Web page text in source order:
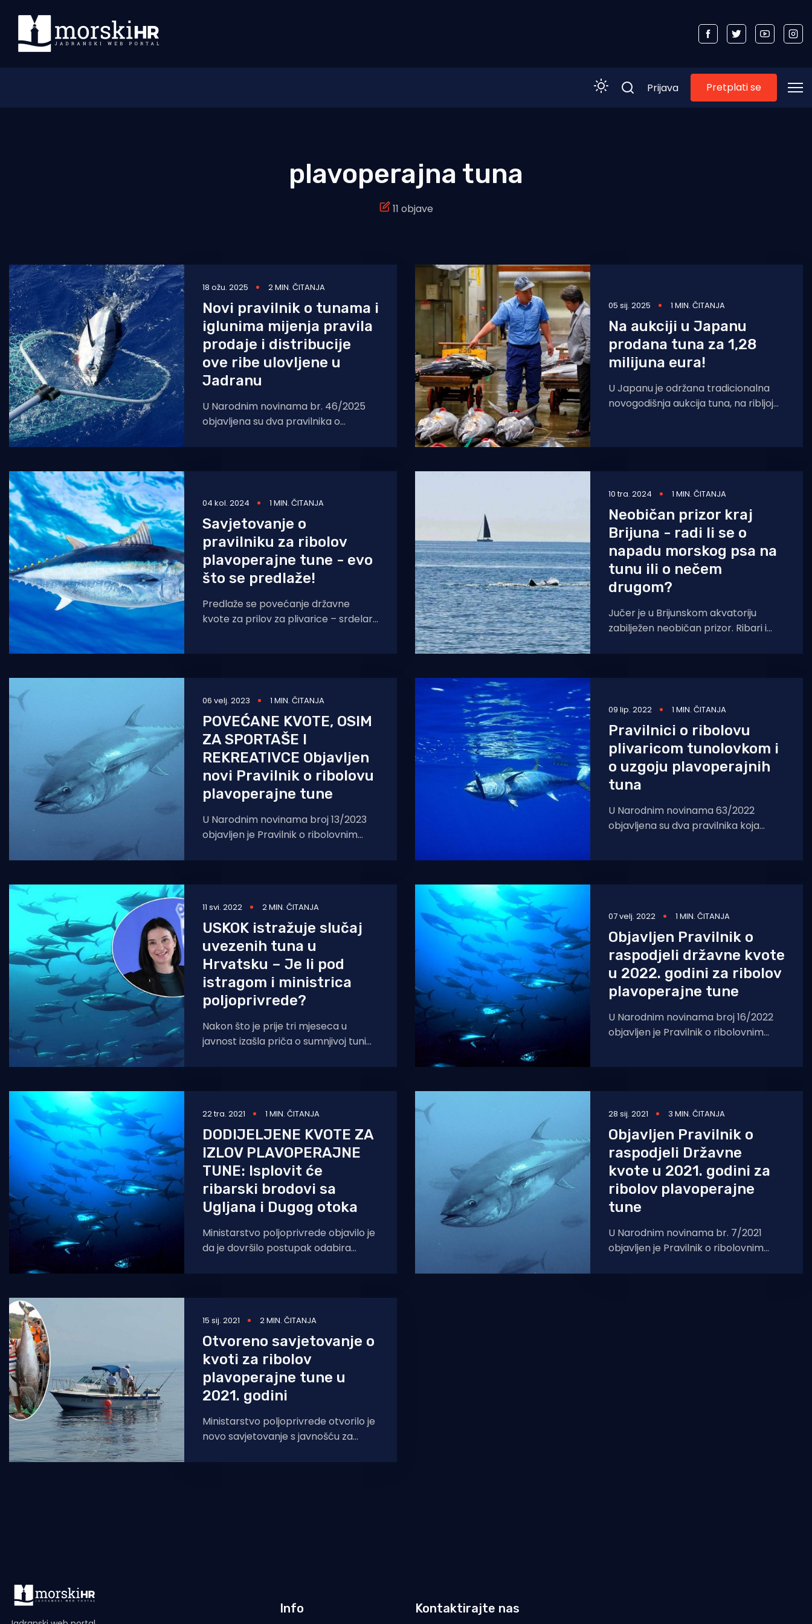
Turizam i nautika
Pomorstvo
Ribolov
Ekologija
Tradicija i kultura
Prijava Pretplati se
plavoperajna tuna
11 objave
18 ožu. 2025 2 MIN. ČITANJA
Novi pravilnik o tunama i
iglunima mijenja pravila
prodaje i distribucije
ove ribe ulovljene u
Jadranu
U Narodnim novinama br. 46/2025
objavljena su dva pravilnika o
te njihove distribucije na
05 sij. 2025 1 MIN. ČITANJA
Na aukciji u Japanu
prodana tuna za 1,28
milijuna eura!
U Japanu je održana tradicionalna
novogodišnja aukcija tuna, na ribljoj
kilograma, prodan je
04 kol. 2024 1 MIN. ČITANJA
Savjetovanje o
pravilniku za ribolov
plavoperajne tune - evo
što se predlaže!
Predlaže se povećanje državne
kvote za prilov za plivarice – srdelare
10 tra. 2024 1 MIN. ČITANJA
Neobičan prizor kraj
Brijuna - radi li se o
napadu morskog psa na
tunu ili o nečem
drugom?
Jučer je u Brijunskom akvatoriju
zabilježen neobičan prizor. Ribari i
napadu morskog psa na tunu.
06 velj. 2023 1 MIN. ČITANJA
POVEĆANE KVOTE, OSIM
ZA SPORTAŠE I
REKREATIVCE Objavljen
novi Pravilnik o ribolovu
plavoperajne tune
U Narodnim novinama broj 13/2023
objavljen je Pravilnik o ribolovnim
kvote u 2023. godini za
09 lip. 2022 1 MIN. ČITANJA
Pravilnici o ribolovu
plivaricom tunolovkom i
o uzgoju plavoperajnih
tuna
U Narodnim novinama 63/2022
objavljena su dva pravilnika koja
11 svi. 2022 2 MIN. ČITANJA
USKOK istražuje slučaj
uvezenih tuna u
Hrvatsku – Je li pod
istragom i ministrica
poljoprivrede?
Nakon što je prije tri mjeseca u
javnost izašla priča o sumnjivoj tuni
potvrda
07 velj. 2022 1 MIN. ČITANJA
Objavljen Pravilnik o
raspodjeli državne kvote
u 2022. godini za ribolov
plavoperajne tune
U Narodnim novinama broj 16/2022
objavljen je Pravilnik o ribolovnim
22 tra. 2021 1 MIN. ČITANJA
DODIJELJENE KVOTE ZA
IZLOV PLAVOPERAJNE
TUNE: Isplovit će
ribarski brodovi sa
Ugljana i Dugog otoka
Ministarstvo poljoprivrede objavilo je
da je dovršilo postupak odabira
državne kvote za ribolov
28 sij. 2021 3 MIN. ČITANJA
Objavljen Pravilnik o
raspodjeli Državne
kvote u 2021. godini za
ribolov plavoperajne
tune
U Narodnim novinama br. 7/2021
objavljen je Pravilnik o ribolovnim
kvote u 2021. godini za
15 sij. 2021 2 MIN. ČITANJA
Otvoreno savjetovanje o
kvoti za ribolov
plavoperajne tune u
2021. godini
Ministarstvo poljoprivrede otvorilo je
novo savjetovanje s javnošću za
mogućnostima i raspodjeli Državne
Info Kontaktirajte nas